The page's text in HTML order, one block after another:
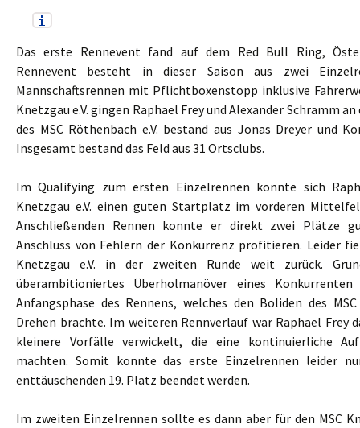
Das erste Rennevent fand auf dem Red Bull Ring,
Rennevent besteht in dieser Saison aus zwei
Mannschaftsrennen mit Pflichtboxenstopp inklusive
Knetzgau e.V. gingen Raphael Frey und Alexander Schramm
des MSC Röthenbach e.V. bestand aus Jonas Dreyer und
Insgesamt bestand das Feld aus 31 Ortsclubs.
Im Qualifying zum ersten Einzelrennen konnte sich
Knetzgau e.V. einen guten Startplatz im vorderen
Anschließenden Rennen konnte er direkt zwei Plätze
Anschluss von Fehlern der Konkurrenz profitieren. Leider
Knetzgau e.V. in der zweiten Runde weit zurück.
überambitioniertes Überholmanöver eines
Anfangsphase des Rennens, welches den Boliden des
Drehen brachte. Im weiteren Rennverlauf war Raphael Frey
kleinere Vorfälle verwickelt, die eine kontinuierliche
machten. Somit konnte das erste Einzelrennen leider
enttäuschenden 19. Platz beendet werden.
Im zweiten Einzelrennen sollte es dann aber für den MSC